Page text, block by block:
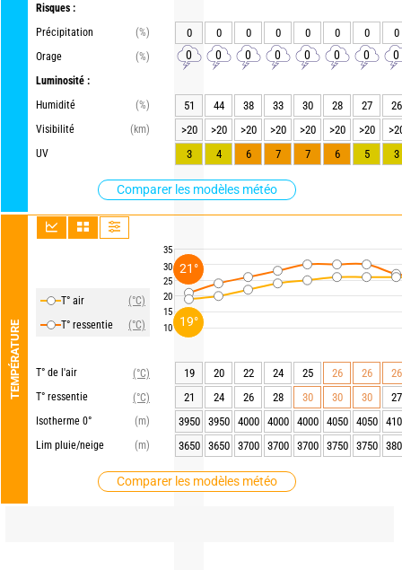
Risques :
Précipitation
(%)
Orage
(%)
Luminosité :
Humidité
(%)
Visibilité
(km)
UV
Comparer les modèles météo
TEMPÉRATURE
T° air
(°C)
T° ressentie
(°C)
T° de l'air
(°C)
T° ressentie
(°C)
Isotherme 0°
(m)
Lim pluie/neige
(m)
Comparer les modèles météo
35
30
25
20
15
10
0 0 0 0 0 0 0 0
0 0 0 0 0 0 0 0
51 44 38 33 30 28 27
26
>20
>20 >20 >20 >20 >20 >20
3
4 6 7 7 6 5 3
19 20 22 24 25 26 26
26
21
24 26 28 30 30 30
27
3950
3950 4000 4000 4000 4050 4050
3650
3650 3700 3700 3700 3750 3750
19°
21°